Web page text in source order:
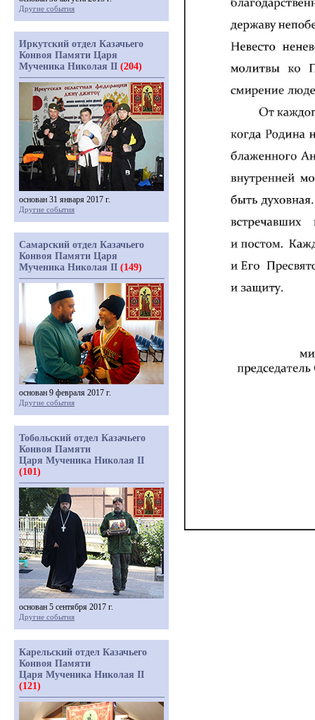
Другие события
Иркутский отдел Казачьего
Конвоя Памяти Царя
Мученика Николая II (204)
основан 31 января 2017 г.
Другие события
Самарский отдел Казачьего
Конвоя Памяти Царя
Мученика Николая II (149)
основан 9 февраля 2017 г.
Другие события
Тобольский отдел Казачьего
Конвоя Памяти
Царя Мученика Николая II
(101)
основан 5 сентября 2017 г.
Другие события
Карельский отдел Казачьего
Конвоя Памяти
Царя Мученика Николая II
(121)